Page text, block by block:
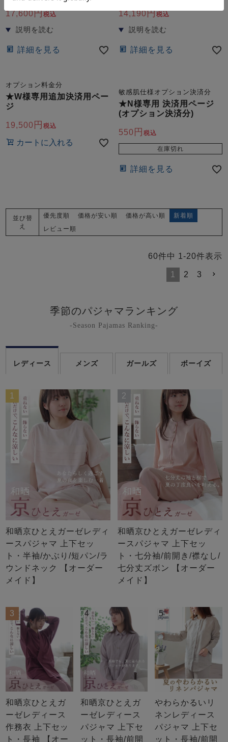
17,600 税込
詳細を見る
14,190 税込
詳細を見る
オプション料金分
★W様専用追加決済用ペー
ジ
19,500 税込
カートに入れる
敏感肌仕様オプション決済分
★N様専用 決済用ページ
(オプション決済分)
550 税込
在庫切れ
詳細を見る
並び替
え
優先度順 価格が安い順 価格が高い順
新着順
レビュー順
60件中 1 -20件表示
1 2 3
季節のパジャマランキング
-Season Pajamas Ranking-
レディース メンズ ガールズ ボーイズ
1
和晒京ひとえガーゼレディ
ースパジャマ 上下セッ
ト・半袖/かぶり/短パン/ラ
ウンドネック 【オーダー
メイド】
2
和晒京ひとえガーゼレディ
ースパジャマ 上下セッ
ト・七分袖/前開き/襟なし/
七分丈ズボン 【オーダー
メイド】
3
和晒京ひとえガ
ーゼレディース
作務衣 上下セッ
ト・長袖 【オー
4
和晒京ひとえガ
ーゼレディース
パジャマ 上下セ
ット・長袖/前開
5
やわらかるいリ
ネンレディース
パジャマ 上下セ
ット・長袖/前開